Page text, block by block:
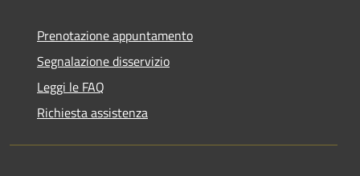
Prenotazione appuntamento
Segnalazione disservizio
Leggi le FAQ
Richiesta assistenza